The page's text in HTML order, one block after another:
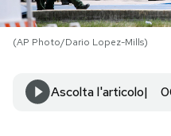
I MIEI PREFERITI
(AP Photo/Dario Lopez-Mills)
Ascolta l'articolo